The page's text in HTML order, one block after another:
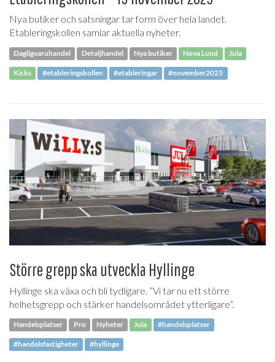
Nya butiker och satsningar tar form över hela landet.
Etableringskollen samlar aktuella nyheter.
Dagligvaruhandel Detaljhandel Nya butiker Nova Lund Jula
Kicks #etableringskollen #etableringar #november2025
Större grepp ska utveckla Hyllinge
Hyllinge ska växa och bli tydligare. ”Vi tar nu ett större
helhetsgrepp och stärker handelsområdet ytterligare”.
Handelsplatser Pro Nyheter Jula #handelsplatser
#handelsfastigheter #hyllinge